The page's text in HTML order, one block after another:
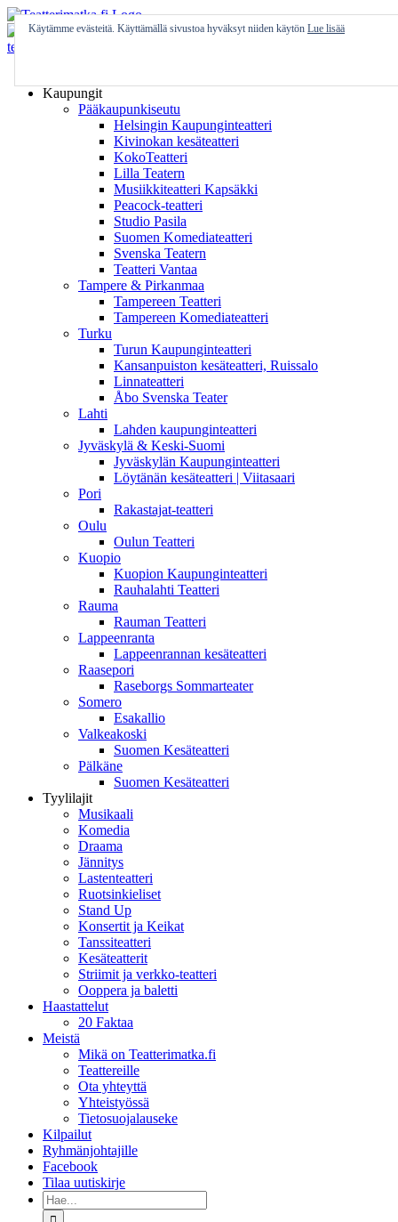
Skip
to
content
Kaupungit
Pääkaupunkiseutu
Helsingin Kaupunginteatteri
Kivinokan kesäteatteri
KokoTeatteri
Lilla Teatern
Musiikkiteatteri Kapsäkki
Peacock-teatteri
Studio Pasila
Suomen Komediateatteri
Svenska Teatern
Teatteri Vantaa
Tampere & Pirkanmaa
Tampereen Teatteri
Tampereen Komediateatteri
Turku
Turun Kaupunginteatteri
Kansanpuiston kesäteatteri, Ruissalo
Linnateatteri
Åbo Svenska Teater
Lahti
Lahden kaupunginteatteri
Jyväskylä & Keski-Suomi
Jyväskylän Kaupunginteatteri
Löytänän kesäteatteri | Viitasaari
Pori
Rakastajat-teatteri
Oulu
Oulun Teatteri
Kuopio
Kuopion Kaupunginteatteri
Rauhalahti Teatteri
Rauma
Rauman Teatteri
Lappeenranta
Lappeenrannan kesäteatteri
Raasepori
Raseborgs Sommarteater
Somero
Esakallio
Valkeakoski
Suomen Kesäteatteri
Pälkäne
Suomen Kesäteatteri
Tyylilajit
Musikaali
Komedia
Draama
Jännitys
Lastenteatteri
Ruotsinkieliset
Stand Up
Konsertit ja Keikat
Tanssiteatteri
Kesäteatterit
Striimit ja verkko-teatteri
Ooppera ja baletti
Haastattelut
20 Faktaa
Meistä
Mikä on Teatterimatka.fi
Teattereille
Ota yhteyttä
Yhteistyössä
Tietosuojalauseke
Kilpailut
Ryhmänjohtajille
Facebook
Tilaa uutiskirje
Etsi
...
Käytämme evästeitä. Käyttämällä sivustoa hyväksyt niiden käytön Lue lisää